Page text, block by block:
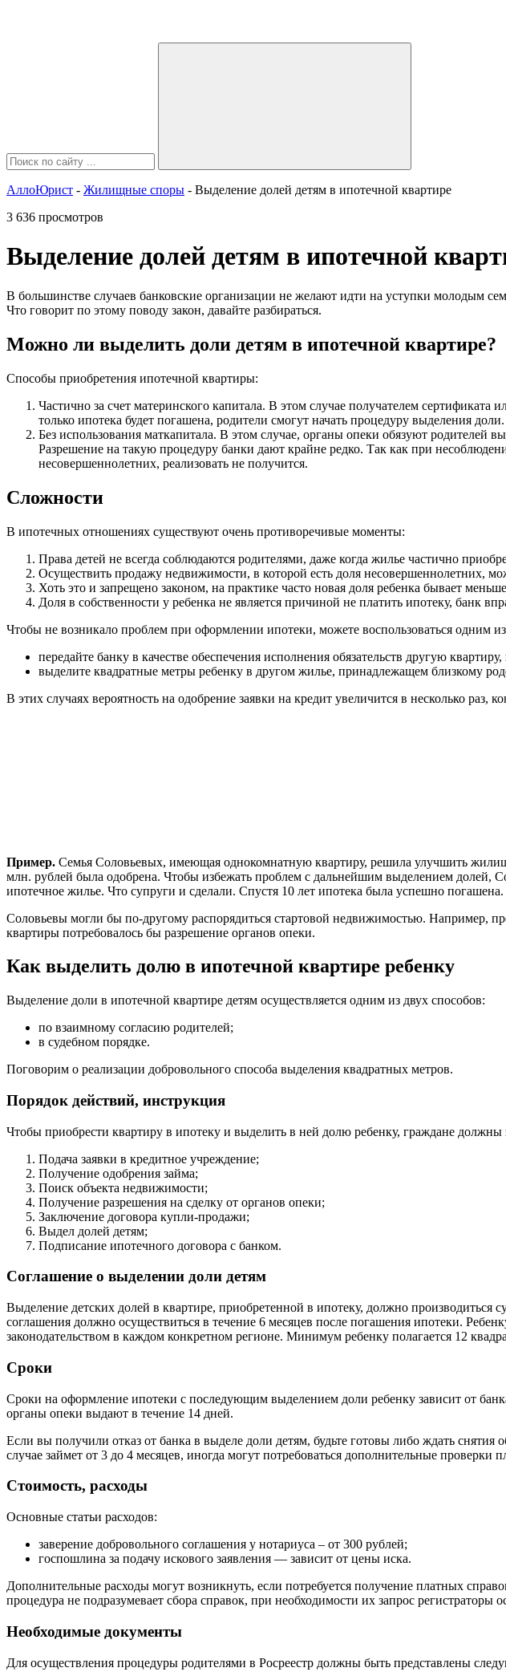
АллоЮрист - Жилищные споры - Выделение долей детям в ипотечной квартире
3 636 просмотров
Выделение долей детям в ипотечной
В большинстве случаев банковские организации не желают идти на уступки молодым
Что говорит по этому поводу закон, давайте разбираться.
Можно ли выделить доли детям в ипотечной квартире?
Способы приобретения ипотечной квартиры:
Частично за счет материнского капитала. В этом случае получателем
только ипотека будет погашена, родители смогут начать процедуру выделения доли.
Без использования маткапитала. В этом случае, органы опеки обязуют родителей
Разрешение на такую процедуру банки дают крайне редко. Так как при
несовершеннолетних, реализовать не получится.
Сложности
В ипотечных отношениях существуют очень противоречивые моменты:
Права детей не всегда соблюдаются родителями, даже когда жилье частично
Осуществить продажу недвижимости, в которой есть доля несовершеннолетних,
Хоть это и запрещено законом, на практике часто новая доля ребенка бывает
Доля в собственности у ребенка не является причиной не платить ипотеку, банк
Чтобы не возникало проблем при оформлении ипотеки, можете воспользоваться одним
передайте банку в качестве обеспечения исполнения обязательств другую
выделите квадратные метры ребенку в другом жилье, принадлежащем близкому
В этих случаях вероятность на одобрение заявки на кредит увеличится в несколько
Пример. Семья Соловьевых, имеющая однокомнатную квартиру, решила улучшить
млн. рублей была одобрена. Чтобы избежать проблем с дальнейшим выделением долей,
ипотечное жилье. Что супруги и сделали. Спустя 10 лет ипотека была успешно погашена.
Соловьевы могли бы по-другому распорядиться стартовой недвижимостью. Например,
квартиры потребовалось бы разрешение органов опеки.
Как выделить долю в ипотечной квартире ребенку
Выделение доли в ипотечной квартире детям осуществляется одним из двух способов:
по взаимному согласию родителей;
в судебном порядке.
Поговорим о реализации добровольного способа выделения квадратных метров.
Порядок действий, инструкция
Чтобы приобрести квартиру в ипотеку и выделить в ней долю ребенку, граждане
Подача заявки в кредитное учреждение;
Получение одобрения займа;
Поиск объекта недвижимости;
Получение разрешения на сделку от органов опеки;
Заключение договора купли-продажи;
Выдел долей детям;
Подписание ипотечного договора с банком.
Соглашение о выделении доли детям
Выделение детских долей в квартире, приобретенной в ипотеку, должно производиться
соглашения должно осуществиться в течение 6 месяцев после погашения ипотеки.
законодательством в каждом конкретном регионе. Минимум ребенку полагается 12
Сроки
Сроки на оформление ипотеки с последующим выделением доли ребенку зависит от
органы опеки выдают в течение 14 дней.
Если вы получили отказ от банка в выделе доли детям, будьте готовы либо ждать
случае займет от 3 до 4 месяцев, иногда могут потребоваться дополнительные проверки
Стоимость, расходы
Основные статьи расходов:
заверение добровольного соглашения у нотариуса – от 300 рублей;
госпошлина за подачу искового заявления — зависит от цены иска.
Дополнительные расходы могут возникнуть, если потребуется получение платных
процедура не подразумевает сбора справок, при необходимости их запрос
Необходимые документы
Для осуществления процедуры родителями в Росреестр должны быть представлены